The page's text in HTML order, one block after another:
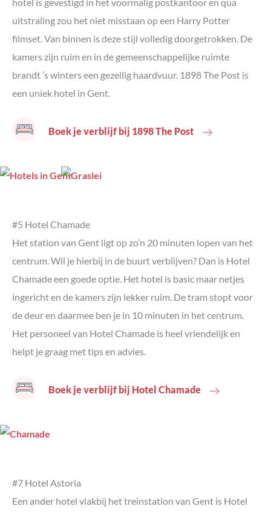
uitstraling zou het niet misstaan op een Harry Potter
filmset. Van binnen is deze stijl volledig doorgetrokken. De
kamers zijn ruim en in de gemeenschappelijke ruimte
brandt ’s winters een gezellig haardvuur. 1898 The Post is
een uniek hotel in Gent.
Boek je verblijf bij 1898 The Post
#5 Hotel Chamade
Het station van Gent ligt op zo’n 20 minuten lopen van het
centrum. Wil je hierbij in de buurt verblijven? Dan is Hotel
Chamade een goede optie. Het hotel is basic maar netjes
ingericht en de kamers zijn lekker ruim. De tram stopt voor
de deur en daarmee ben je in 10 minuten in het centrum.
Het personeel van Hotel Chamade is heel vriendelijk en
helpt je graag met tips en advies.
Boek je verblijf bij Hotel Chamade
#7 Hotel Astoria
Een ander hotel vlakbij het treinstation van Gent is Hotel